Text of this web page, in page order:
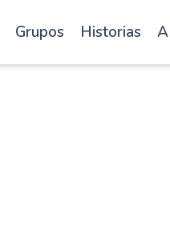
Grupos Historias